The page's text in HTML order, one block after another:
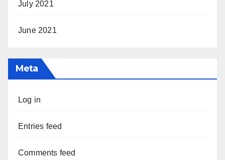
July 2021
June 2021
Meta
Log in
Entries feed
Comments feed